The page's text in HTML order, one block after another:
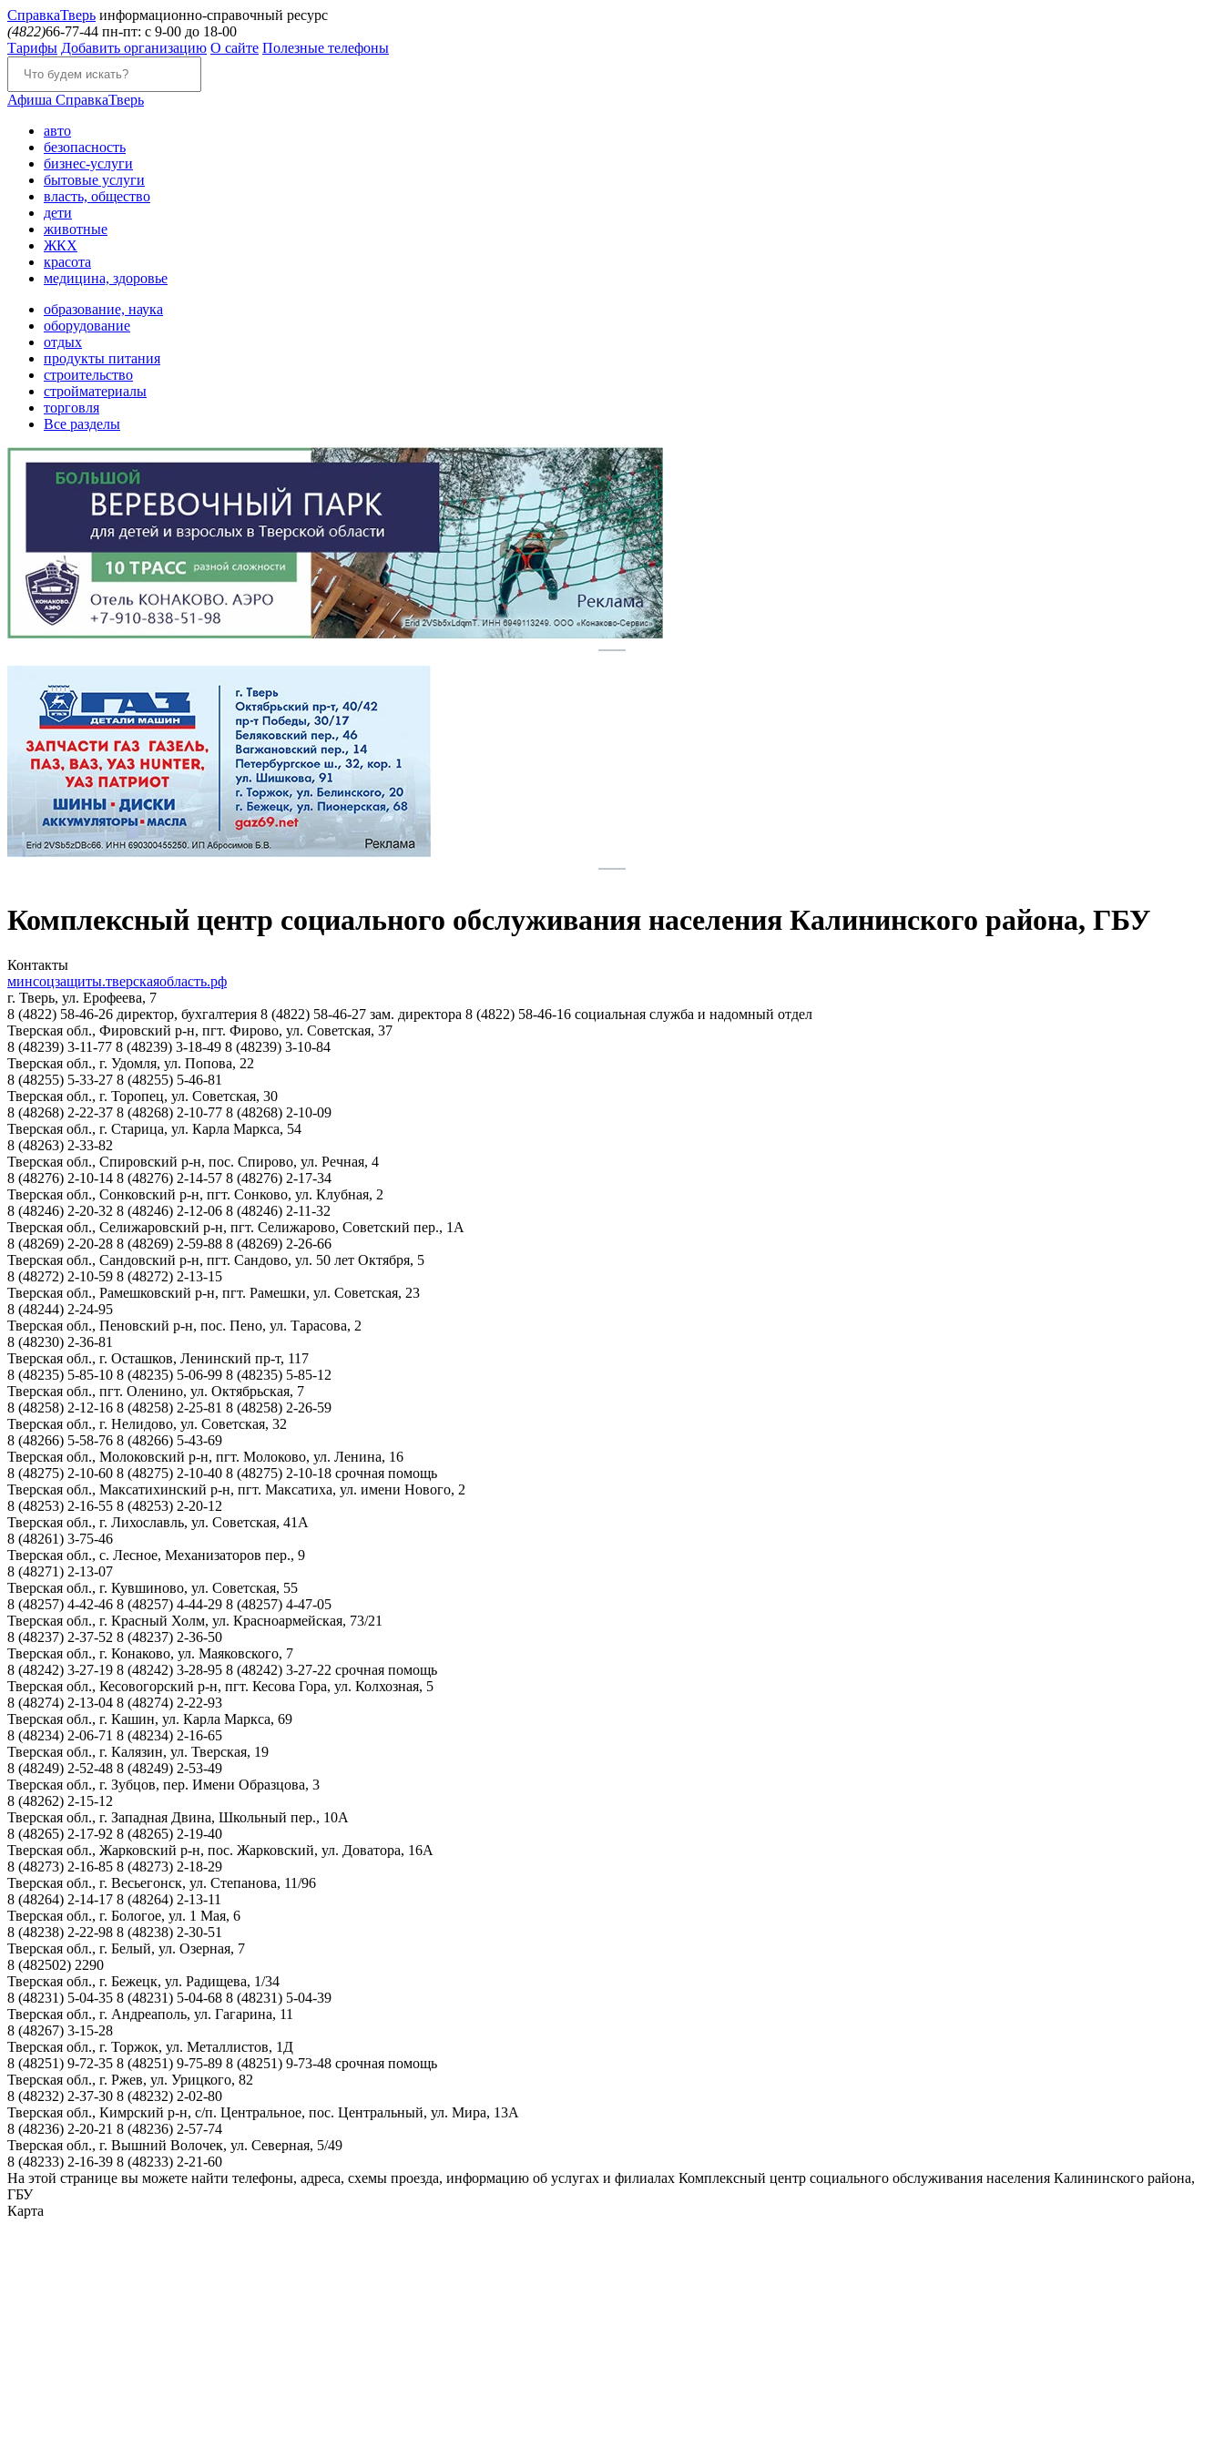
СправкаТверь информационно-справочный ресурс
(4822)66-77-44 пн-пт: с 9-00 до 18-00
Тарифы Добавить организацию О сайте Полезные телефоны
Афиша СправкаТверь
авто
безопасность
бизнес-услуги
бытовые услуги
власть, общество
дети
животные
ЖКХ
красота
медицина, здоровье
образование, наука
оборудование
отдых
продукты питания
строительство
стройматериалы
торговля
Все разделы
Комплексный центр социального обслуживания населения Калининского района, ГБУ
Контакты
минсоцзащиты.тверскаяобласть.рф
г. Тверь, ул. Ерофеева, 7
8 (4822) 58-46-26 директор, бухгалтерия 8 (4822) 58-46-27 зам. директора 8 (4822) 58-46-16 социальная служба и надомный отдел
Тверская обл., Фировский р-н, пгт. Фирово, ул. Советская, 37
8 (48239) 3-11-77 8 (48239) 3-18-49 8 (48239) 3-10-84
Тверская обл., г. Удомля, ул. Попова, 22
8 (48255) 5-33-27 8 (48255) 5-46-81
Тверская обл., г. Торопец, ул. Советская, 30
8 (48268) 2-22-37 8 (48268) 2-10-77 8 (48268) 2-10-09
Тверская обл., г. Старица, ул. Карла Маркса, 54
8 (48263) 2-33-82
Тверская обл., Спировский р-н, пос. Спирово, ул. Речная, 4
8 (48276) 2-10-14 8 (48276) 2-14-57 8 (48276) 2-17-34
Тверская обл., Сонковский р-н, пгт. Сонково, ул. Клубная, 2
8 (48246) 2-20-32 8 (48246) 2-12-06 8 (48246) 2-11-32
Тверская обл., Селижаровский р-н, пгт. Селижарово, Советский пер., 1А
8 (48269) 2-20-28 8 (48269) 2-59-88 8 (48269) 2-26-66
Тверская обл., Сандовский р-н, пгт. Сандово, ул. 50 лет Октября, 5
8 (48272) 2-10-59 8 (48272) 2-13-15
Тверская обл., Рамешковский р-н, пгт. Рамешки, ул. Советская, 23
8 (48244) 2-24-95
Тверская обл., Пеновский р-н, пос. Пено, ул. Тарасова, 2
8 (48230) 2-36-81
Тверская обл., г. Осташков, Ленинский пр-т, 117
8 (48235) 5-85-10 8 (48235) 5-06-99 8 (48235) 5-85-12
Тверская обл., пгт. Оленино, ул. Октябрьская, 7
8 (48258) 2-12-16 8 (48258) 2-25-81 8 (48258) 2-26-59
Тверская обл., г. Нелидово, ул. Советская, 32
8 (48266) 5-58-76 8 (48266) 5-43-69
Тверская обл., Молоковский р-н, пгт. Молоково, ул. Ленина, 16
8 (48275) 2-10-60 8 (48275) 2-10-40 8 (48275) 2-10-18 срочная помощь
Тверская обл., Максатихинский р-н, пгт. Максатиха, ул. имени Нового, 2
8 (48253) 2-16-55 8 (48253) 2-20-12
Тверская обл., г. Лихославль, ул. Советская, 41А
8 (48261) 3-75-46
Тверская обл., с. Лесное, Механизаторов пер., 9
8 (48271) 2-13-07
Тверская обл., г. Кувшиново, ул. Советская, 55
8 (48257) 4-42-46 8 (48257) 4-44-29 8 (48257) 4-47-05
Тверская обл., г. Красный Холм, ул. Красноармейская, 73/21
8 (48237) 2-37-52 8 (48237) 2-36-50
Тверская обл., г. Конаково, ул. Маяковского, 7
8 (48242) 3-27-19 8 (48242) 3-28-95 8 (48242) 3-27-22 срочная помощь
Тверская обл., Кесовогорский р-н, пгт. Кесова Гора, ул. Колхозная, 5
8 (48274) 2-13-04 8 (48274) 2-22-93
Тверская обл., г. Кашин, ул. Карла Маркса, 69
8 (48234) 2-06-71 8 (48234) 2-16-65
Тверская обл., г. Калязин, ул. Тверская, 19
8 (48249) 2-52-48 8 (48249) 2-53-49
Тверская обл., г. Зубцов, пер. Имени Образцова, 3
8 (48262) 2-15-12
Тверская обл., г. Западная Двина, Школьный пер., 10А
8 (48265) 2-17-92 8 (48265) 2-19-40
Тверская обл., Жарковский р-н, пос. Жарковский, ул. Доватора, 16А
8 (48273) 2-16-85 8 (48273) 2-18-29
Тверская обл., г. Весьегонск, ул. Степанова, 11/96
8 (48264) 2-14-17 8 (48264) 2-13-11
Тверская обл., г. Бологое, ул. 1 Мая, 6
8 (48238) 2-22-98 8 (48238) 2-30-51
Тверская обл., г. Белый, ул. Озерная, 7
8 (482502) 2290
Тверская обл., г. Бежецк, ул. Радищева, 1/34
8 (48231) 5-04-35 8 (48231) 5-04-68 8 (48231) 5-04-39
Тверская обл., г. Андреаполь, ул. Гагарина, 11
8 (48267) 3-15-28
Тверская обл., г. Торжок, ул. Металлистов, 1Д
8 (48251) 9-72-35 8 (48251) 9-75-89 8 (48251) 9-73-48 срочная помощь
Тверская обл., г. Ржев, ул. Урицкого, 82
8 (48232) 2-37-30 8 (48232) 2-02-80
Тверская обл., Кимрский р-н, с/п. Центральное, пос. Центральный, ул. Мира, 13А
8 (48236) 2-20-21 8 (48236) 2-57-74
Тверская обл., г. Вышний Волочек, ул. Северная, 5/49
8 (48233) 2-16-39 8 (48233) 2-21-60
На этой странице вы можете найти телефоны, адреса, схемы проезда, информацию об услугах и филиалах Комплексный центр социального обслуживания населения Калининского района,
ГБУ
Карта